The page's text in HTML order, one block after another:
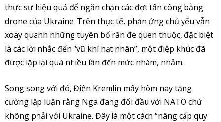
thực sự hiệu quả để ngăn chặn các đợt tấn công bằng
drone của Ukraine. Trên thực tế, phản ứng chủ yếu vẫn
xoay quanh những tuyên bố răn đe quen thuộc, đặc biệt
là các lời nhắc đến “vũ khí hạt nhân”, một điệp khúc đã
được lặp lại quá nhiều lần đến mức nhàm, nhảm.
Song song với đó, Điện Kremlin mấy hôm nay tăng
cường lập luận rằng Nga đang đối đầu với NATO chứ
không phải với Ukraine. Đây là một cách “nâng cấp quy